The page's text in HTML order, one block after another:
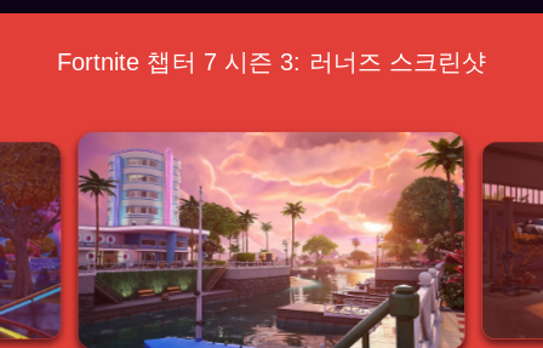
Fortnite 챕터 7 시즌 3: 러너즈 스크린샷